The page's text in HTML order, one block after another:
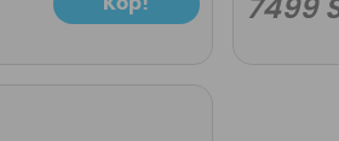
Köp! 7499